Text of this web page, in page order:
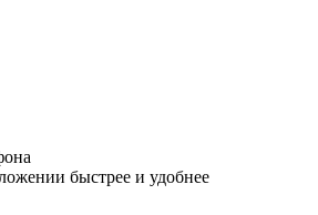
быстрее и удобнее